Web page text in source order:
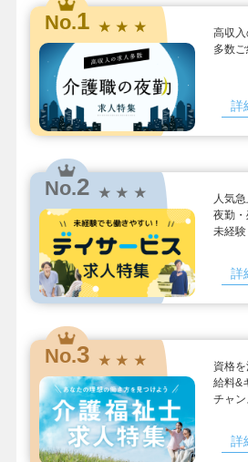
No.1 ★ ★ ★
高収
多数ご
詳
No.2 ★ ★ ★
人気急
夜勤・
未経験
詳
No.3 ★ ★ ★
資格
給料&
チャン
詳